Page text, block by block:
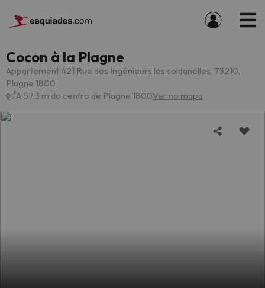
Cocon à la Plagne
Appartement 421 Rue des Ingénieurs les soldanelles, 73210,
Plagne 1800
A 57.3 m do centro de Plagne 1800Ver no mapa